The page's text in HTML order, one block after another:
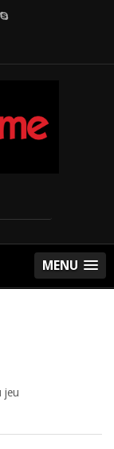
MENU
jeu